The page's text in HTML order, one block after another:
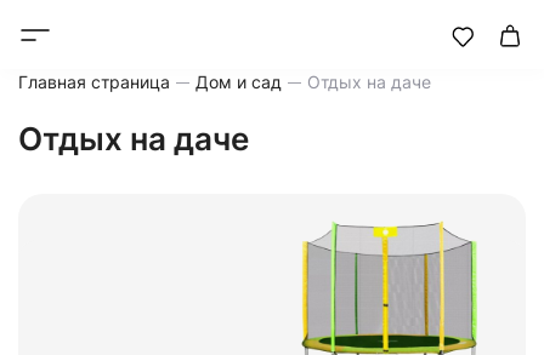
Главная страница Дом и сад Отдых на даче
Отдых на даче